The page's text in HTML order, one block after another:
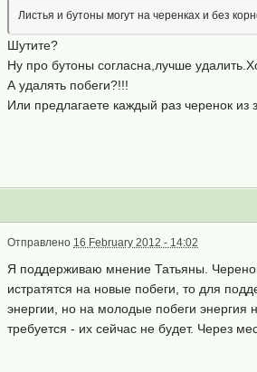
Листья и бутоны могут на черенках и без
Шутите?
Ну про бутоны согласна,лучше
А удалять побеги?!!!
Или предлагаете каждый раз черенок из
Отправлено 16 February 2012 - 14:02
Я поддерживаю мнение Татьяны.
истратятся на новые побеги, то для
энергии, но на молодые побеги
требуется - их сейчас не будет. Через